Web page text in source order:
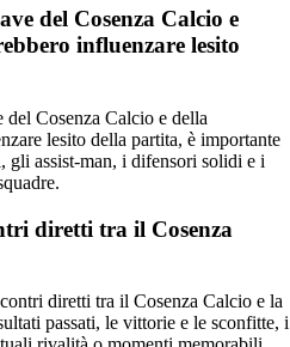
del Cosenza Calcio e
influenzare lesito
Cosenza Calcio e della
lesito della partita, è importante
gli assist-man, i difensori solidi e i
diretti tra il Cosenza
diretti tra il Cosenza Calcio e la
passati, le vittorie e le sconfitte, i